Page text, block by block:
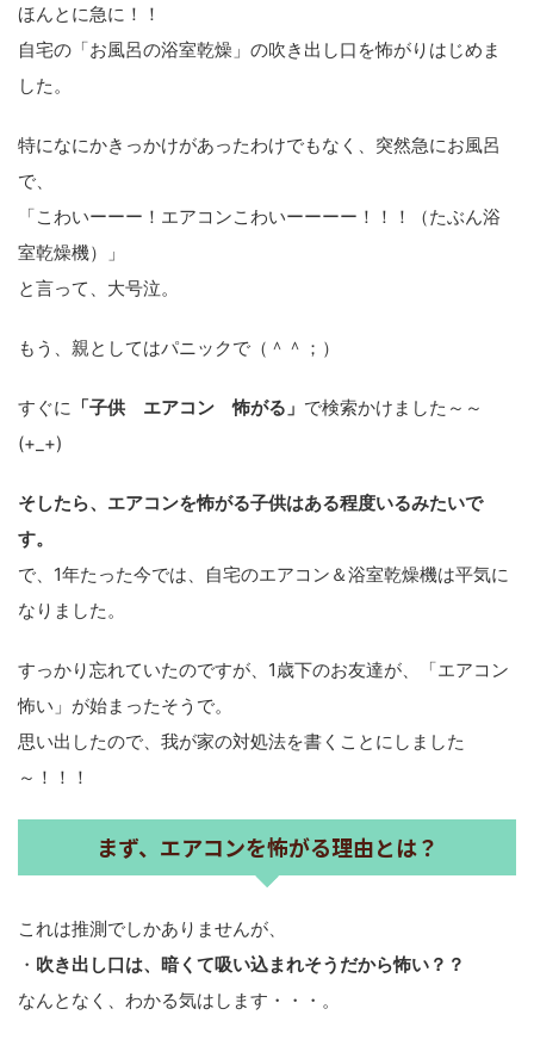
ほんとに急に！！
自宅の「お風呂の浴室乾燥」の吹き出し口を怖がりはじめま
した。
特になにかきっかけがあったわけでもなく、突然急にお風呂
で、
「こわいーーー！エアコンこわいーーーー！！！（たぶん浴
室乾燥機）」
と言って、大号泣。
もう、親としてはパニックで（＾＾；）
すぐに 「子供 エアコン 怖がる」 で検索かけました～～
(+_+)
そしたら、エアコンを怖がる子供はある程度いるみたいで
す。
で、1年たった今では、自宅のエアコン＆浴室乾燥機は平気に
なりました。
すっかり忘れていたのですが、1歳下のお友達が、「エアコン
怖い」が始まったそうで。
思い出したので、我が家の対処法を書くことにしました
～！！！
まず、エアコンを怖がる理由とは？
これは推測でしかありませんが、
・ 吹き出し口は、暗くて吸い込まれそうだから怖い？？
なんとなく、わかる気はします・・・。